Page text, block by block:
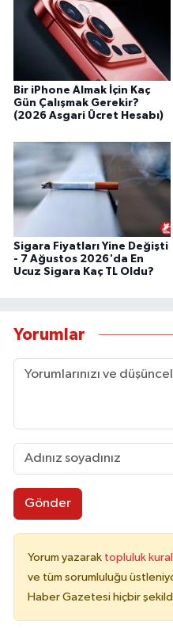
Bir iPhone Almak İçin Kaç
Gün Çalışmak Gerekir?
(2026 Asgari Ücret Hesabı)
Sigara Fiyatları Yine Değişti
- 7 Ağustos 2026'da En
Ucuz Sigara Kaç TL Oldu?
Yorumlar
Gönder
Yorum yazarak topluluk
ve tüm sorumluluğu
Haber Gazetesi hiçbir